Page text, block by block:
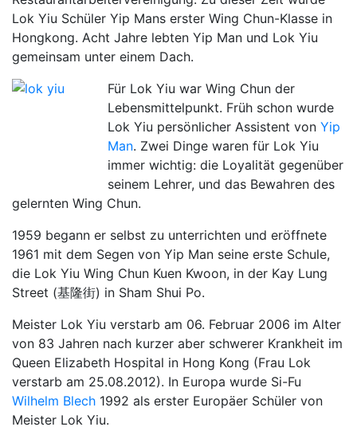
Lok Yiu Schüler Yip Mans erster Wing Chun-Klasse in
Hongkong. Acht Jahre lebten Yip Man und Lok Yiu
gemeinsam unter einem Dach.
Für Lok Yiu war Wing Chun der
Lebensmittelpunkt. Früh schon wurde
Lok Yiu persönlicher Assistent von Yip
Man. Zwei Dinge waren für Lok Yiu
immer wichtig: die Loyalität gegenüber
seinem Lehrer, und das Bewahren des
gelernten Wing Chun.
1959 begann er selbst zu unterrichten und eröffnete
1961 mit dem Segen von Yip Man seine erste Schule,
die Lok Yiu Wing Chun Kuen Kwoon, in der Kay Lung
Street (基隆街) in Sham Shui Po.
Meister Lok Yiu verstarb am 06. Februar 2006 im Alter
von 83 Jahren nach kurzer aber schwerer Krankheit im
Queen Elizabeth Hospital in Hong Kong (Frau Lok
verstarb am 25.08.2012). In Europa wurde Si-Fu
Wilhelm Blech 1992 als erster Europäer Schüler von
Meister Lok Yiu.